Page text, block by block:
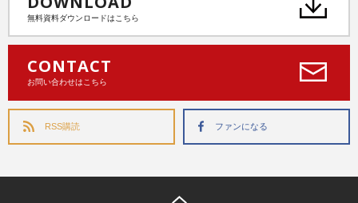
無料資料ダウンロードはこちら
CONTACT
お問い合わせはこちら
RSS購読 ファンになる